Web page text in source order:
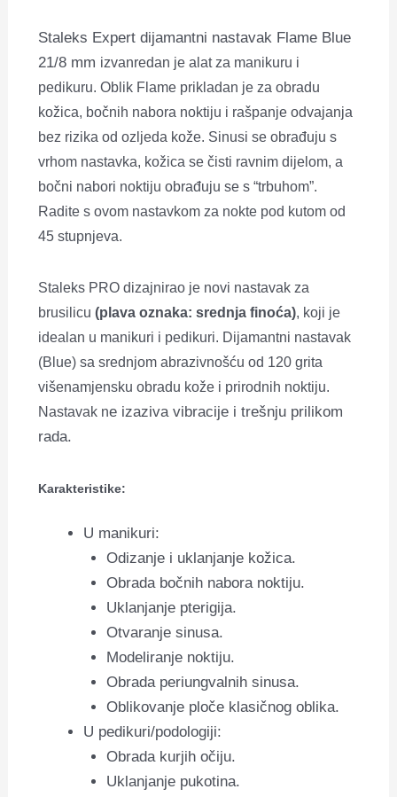
Staleks Expert dijamantni nastavak Flame Blue
21/8 mm izvanredan je alat za manikuru i
pedikuru. Oblik Flame prikladan je za obradu
kožica, bočnih nabora noktiju i rašpanje odvajanja
bez rizika od ozljeda kože. Sinusi se obrađuju s
vrhom nastavka, kožica se čisti ravnim dijelom, a
bočni nabori noktiju obrađuju se s “trbuhom”.
Radite s ovom nastavkom za nokte pod kutom od
45 stupnjeva.
Staleks PRO dizajnirao je novi nastavak za
brusilicu(plava oznaka: srednja finoća), koji je
idealan u manikuri i pedikuri. Dijamantni nastavak
(Blue) sa srednjom abrazivnošću od 120 grita
višenamjensku obradu kože i prirodnih noktiju.
Nastavak ne izaziva vibracije i trešnju prilikom
rada.
Karakteristike:
U manikuri:
Odizanje i uklanjanje kožica.
Obrada bočnih nabora noktiju.
Uklanjanje pterigija.
Otvaranje sinusa.
Modeliranje noktiju.
Obrada periungvalnih sinusa.
Oblikovanje ploče klasičnog oblika.
U pedikuri/podologiji:
Obrada kurjih očiju.
Uklanjanje pukotina.